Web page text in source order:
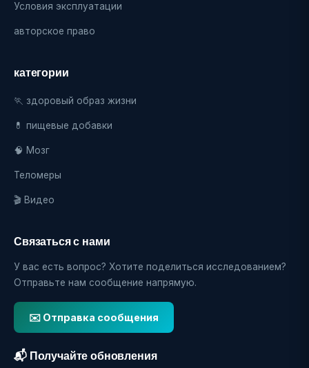
Условия эксплуатации
авторское право
категории
🏃 здоровый образ жизни
💊 пищевые добавки
🧠 Мозг
Теломеры
🎬 Видео
Связаться с нами
У вас есть вопрос? Хотите поделиться исследованием?
Отправьте нам сообщение напрямую.
✉️ Отправка сообщения
📬 Получайте обновления